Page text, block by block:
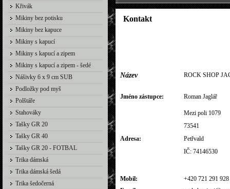
Křivák
Mikiny bez potisku
Mikiny bez kapuce
Mikiny s kapucí
Mikiny s kapucí a zipem
Mikiny s kapucí a zipem - šedé
Nášivky 6 x 9 cm SUB
Podložky pod myš
Polštáře
Stahováky
Tašky GR 20
Tašky GR 40
Tašky GR 20 - FOTBAL
Trika dámská
Trika dámská šedá
Trika šedočerná
Kontakt
Název ROCK SHOP
Jméno zástupce: Roman Jaglář
Adresa:
Mezi poli 1079
73541
Petřvald
IČ: 74146530
Mobil:
+420 721 291 928